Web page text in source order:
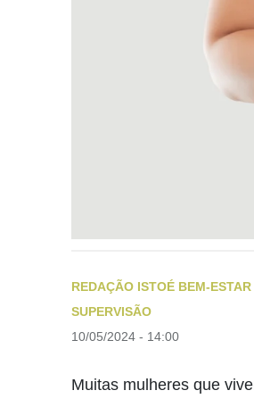
REDAÇÃO ISTOÉ BEM-
SUPERVISÃO
10/05/2024 - 14:00
Muitas mulheres que